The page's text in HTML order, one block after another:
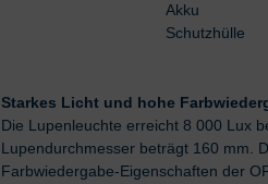
Akku
Schutzhülle
Starkes Licht und hohe
Die Lupenleuchte erreicht 8 000 Lux
Lupendurchmesser beträgt 160 mm.
Farbwiedergabe-Eigenschaften der